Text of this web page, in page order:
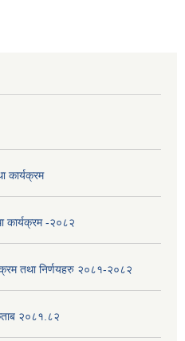
कार्यक्रम
-२०८२
तथा निर्णयहरु २०८१-२०८२
२०८१.८२